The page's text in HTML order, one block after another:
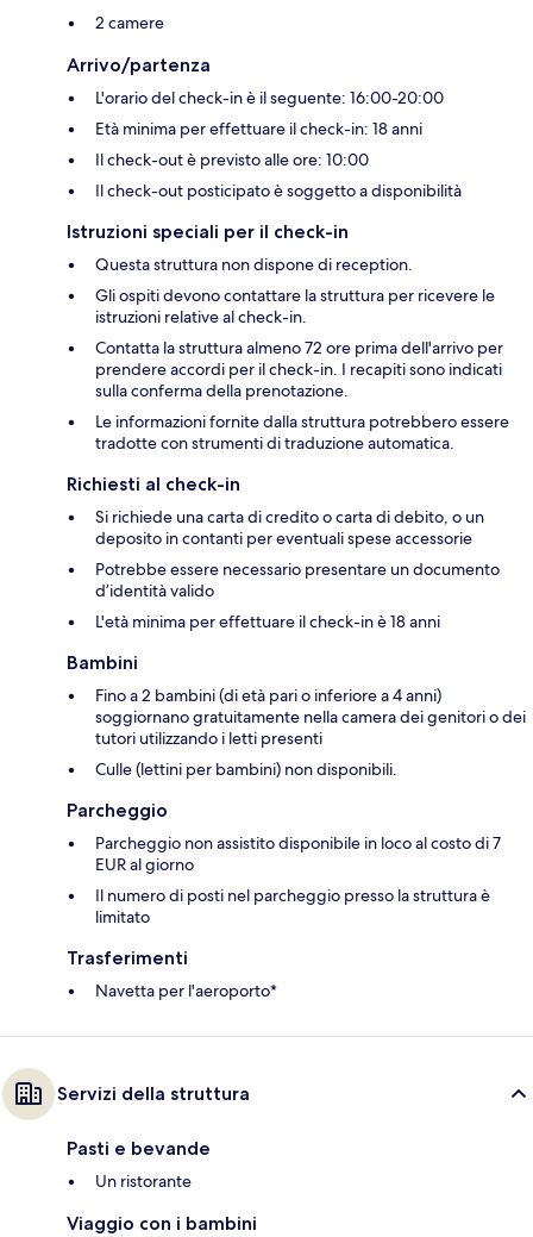
2 camere
Arrivo/partenza
L'orario del check-in è il seguente: 16:00-20:00
Età minima per effettuare il check-in: 18 anni
Il check-out è previsto alle ore: 10:00
Il check-out posticipato è soggetto a disponibilità
Istruzioni speciali per il check-in
Questa struttura non dispone di reception.
Gli ospiti devono contattare la struttura per ricevere le
istruzioni relative al check-in.
Contatta la struttura almeno 72 ore prima dell'arrivo per
prendere accordi per il check-in. I recapiti sono indicati
sulla conferma della prenotazione.
Le informazioni fornite dalla struttura potrebbero essere
tradotte con strumenti di traduzione automatica.
Richiesti al check-in
Si richiede una carta di credito o carta di debito, o un
deposito in contanti per eventuali spese accessorie
Potrebbe essere necessario presentare un documento
d’identità valido
L'età minima per effettuare il check-in è 18 anni
Bambini
Fino a 2 bambini (di età pari o inferiore a 4 anni)
soggiornano gratuitamente nella camera dei genitori o dei
tutori utilizzando i letti presenti
Culle (lettini per bambini) non disponibili.
Parcheggio
Parcheggio non assistito disponibile in loco al costo di 7
EUR al giorno
Il numero di posti nel parcheggio presso la struttura è
limitato
Trasferimenti
Navetta per l'aeroporto*
Servizi della struttura
Pasti e bevande
Un ristorante
Viaggio con i bambini